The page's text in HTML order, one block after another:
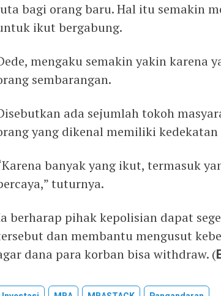
bagi orang baru. Hal itu semakin
ikut bergabung.
mengaku semakin yakin karena
sembarangan.
ada sejumlah tokoh
yang dikenal memiliki
banyak yang ikut, termasuk
tuturnya.
berharap pihak kepolisian dapat
dan membantu mengusut
dana para korban bisa withdraw. (